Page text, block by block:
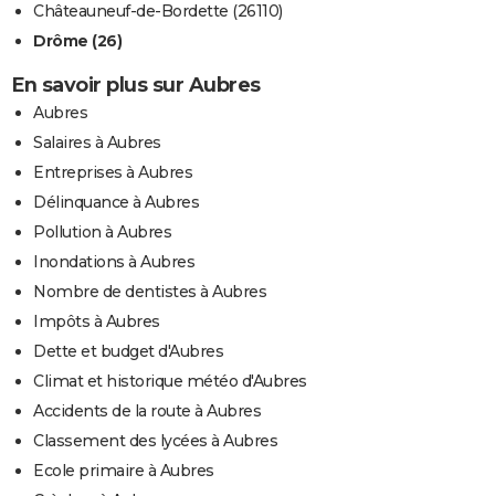
Châteauneuf-de-Bordette (26110)
Drôme (26)
En savoir plus sur Aubres
Aubres
Salaires à Aubres
Entreprises à Aubres
Délinquance à Aubres
Pollution à Aubres
Inondations à Aubres
Nombre de dentistes à Aubres
Impôts à Aubres
Dette et budget d'Aubres
Climat et historique météo d'Aubres
Accidents de la route à Aubres
Classement des lycées à Aubres
Ecole primaire à Aubres